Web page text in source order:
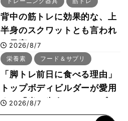
背中の筋トレに効果的な、上
半身のスクワットとも言われ
た最高マシン“ノーチラス・
プルオーバーマシン”とは？
2026/8/7
栄養素 フード＆サプリ
「脚トレ前日に食べる理由」
トップボディビルダーが愛用
する「米＋牛肉」のシンプル
回復メシとは？
2026/8/7